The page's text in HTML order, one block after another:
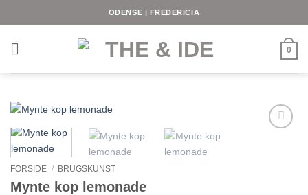
ODENSE | FREDERICIA
0
FORSIDE / BRUGSKUNST
Mynte kop lemonade